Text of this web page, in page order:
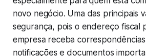
novo negócio. Uma das principais
segurança, pois o endereço fiscal
empresa receba correspondências
notificações e documentos